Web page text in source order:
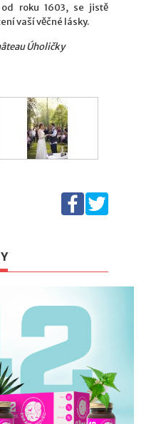
roku 1603, se jistě
vaší věčné lásky.
Úholičky